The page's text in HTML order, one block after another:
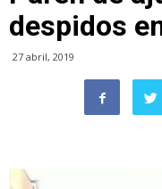
despidos
27 abril, 2019